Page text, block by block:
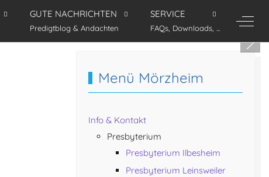
GUTE NACHRICHTEN
Predigtblog & Andachten
SERVICE
FAQs, Downloads, ...
Off-
Menü Mörzheim
Info & Kontakt
Presbyterium
Presbyterium Ilbesheim
Presbyterium Leinsweiler